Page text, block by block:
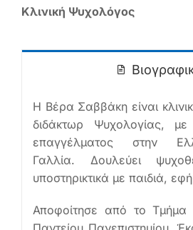
Ανακοινώσεις
Ελληνικά
Κλινική Ψυχολόγος
Η Βέρα Σαββάκη είναι
διδάκτωρ Ψυχολογίας,
επαγγέλματος στην
Γαλλία. Δουλεύει
υποστηρικτικά με παιδιά,
Αποφοίτησε από το Τμήμα